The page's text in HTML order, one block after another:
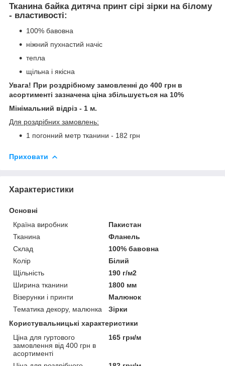
Тканина байка дитяча принт сірі зірки на білому
- властивості:
100% бавовна
ніжний пухнастий начіс
тепла
щільна і якісна
Увага! При роздрібному замовленні до 400 грн в
асортименті зазначена ціна збільшується на 10%
Мінімальний відріз - 1 м.
Для роздрібних замовлень:
1 погонний метр тканини - 182 грн
Приховати
Характеристики
Основні
Країна виробник
Пакистан
Тканина
Фланель
Склад
100% бавовна
Колір
Білий
Щільність
190 г/м2
Ширина тканини
1800 мм
Візерунки і принти
Малюнок
Тематика декору, малюнка
Зірки
Користувальницькі характеристики
Ціна для гуртового
замовлення від 400 грн в
асортименті
165 грн/м